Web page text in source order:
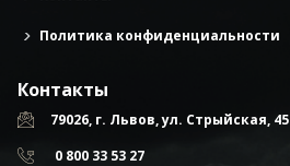
Политика конфиденциальности
Контакты
79026, г. Львов, ул. Стрыйская, 45
0 800 33 53 27